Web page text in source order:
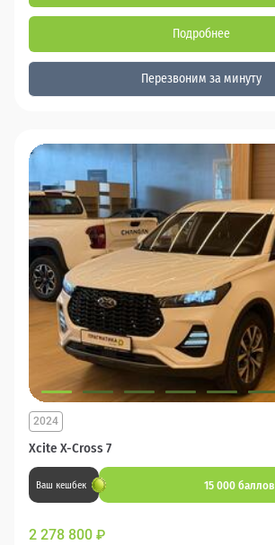
Подробнее
Перезвоним за минуту
Xcite X-Cross 7
2024
Ваш кешбек 15 000 баллов
2 278 800 ₽